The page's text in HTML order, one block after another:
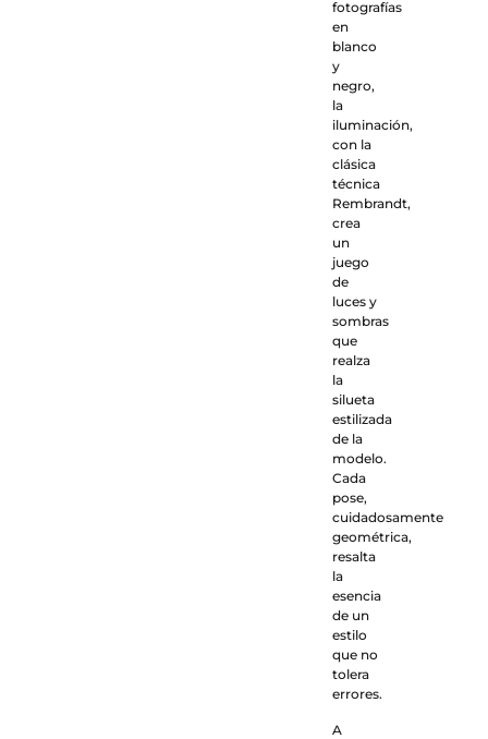
fotografías
en
blanco
y
negro,
la
iluminación,
con la
clásica
técnica
Rembrandt,
crea
un
juego
de
luces y
sombras
que
realza
la
silueta
estilizada
de la
modelo.
Cada
pose,
cuidadosamente
geométrica,
resalta
la
esencia
de un
estilo
que no
tolera
errores.
A